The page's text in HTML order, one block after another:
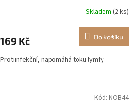
Skladem (2 ks)
169 Kč Do košíku
Protiinfekční, napomáhá toku lymfy
Kód: NOB44